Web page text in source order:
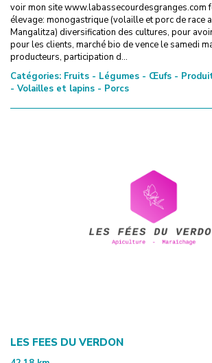
voir mon site www.labassecourdesgranges.com
élevage: monogastrique (volaille et porc de race
Mangalitza) diversification des cultures, pour
pour les clients, marché bio de vence le samedi
producteurs, participation d...
Catégories: Fruits - Légumes - Œufs -
- Volailles et lapins - Porcs
LES FEES DU VERDON